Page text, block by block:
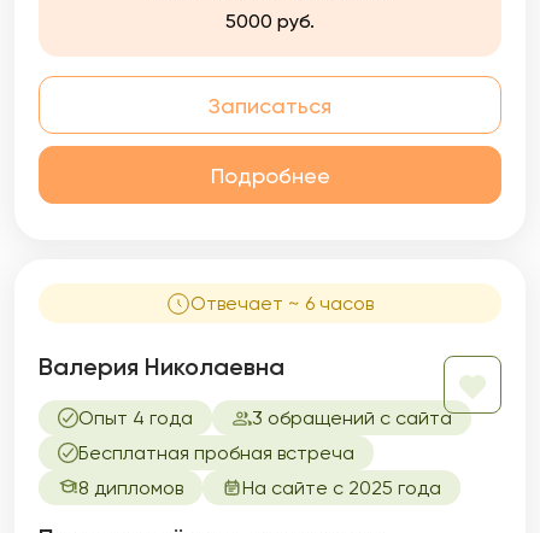
5000 руб.
Записаться
Подробнее
Отвечает ~ 6 часов
Валерия Николаевна
Опыт 4 года
3 обращений с сайта
Бесплатная пробная встреча
8 дипломов
На сайте с 2025 года